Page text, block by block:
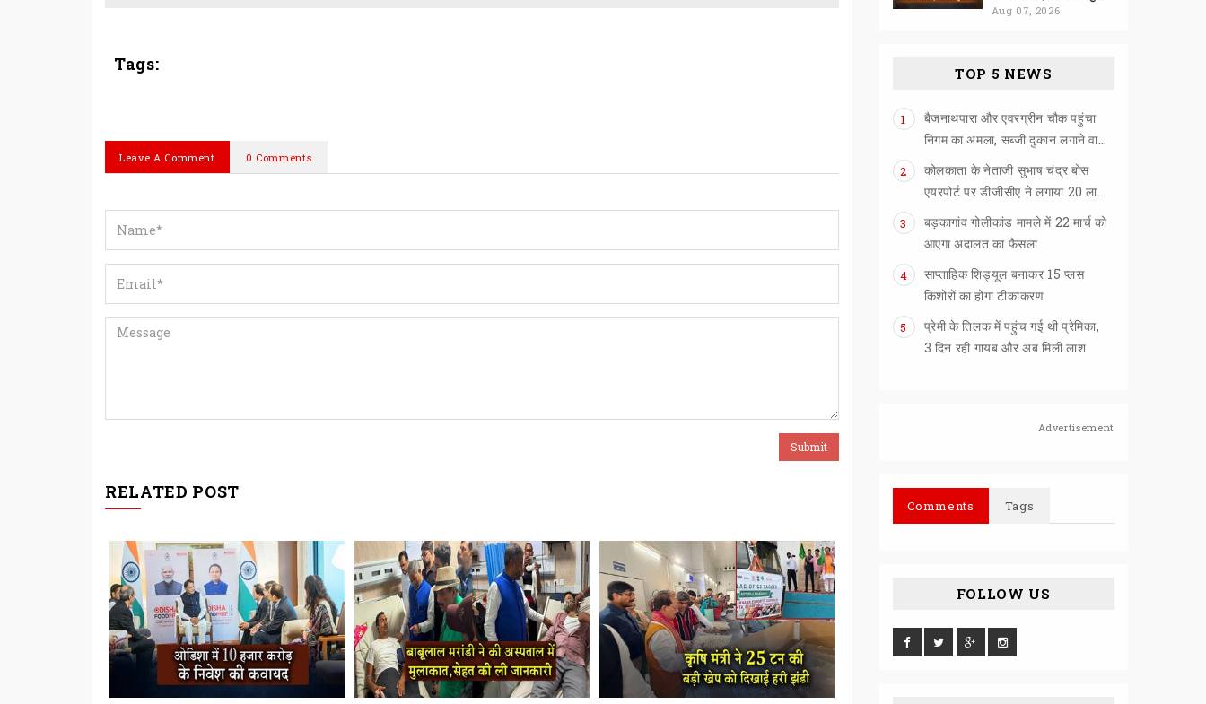
Tags:
Leave A Comment 0 Comments
RELATED POST
Aug 07, 2026
TOP 5 NEWS
1
बैजनाथपारा और एवरग्रीन चौक पहुंचा
2
कोलकाता के नेताजी सुभाष चंद्र बोस
3
बड़कागांव गोलीकांड मामले में 22 मार्च को
आएगा अदालत का फैसला
4
साप्ताहिक शिड्यूल बनाकर 15 प्लस
किशोरों का होगा टीकाकरण
5
प्रेमी के तिलक में पहुंच गई थी प्रेमिका,
3 दिन रही गायब और अब मिली लाश
Advertisement
Comments Tags
FOLLOW US